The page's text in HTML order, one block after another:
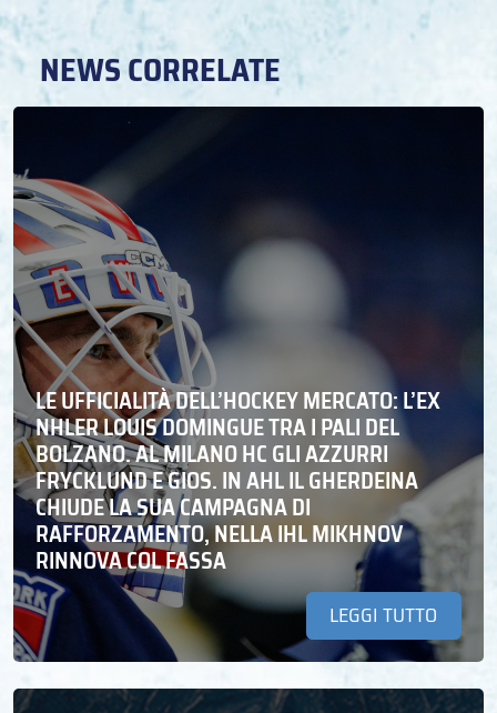
NEWS CORRELATE
LE UFFICIALITÀ DELL’HOCKEY MERCATO: L’EX
NHLER LOUIS DOMINGUE TRA I PALI DEL
BOLZANO. AL MILANO HC GLI AZZURRI
FRYCKLUND E GIOS. IN AHL IL GHERDEINA
CHIUDE LA SUA CAMPAGNA DI
RAFFORZAMENTO, NELLA IHL MIKHNOV
RINNOVA COL FASSA
LEGGI TUTTO